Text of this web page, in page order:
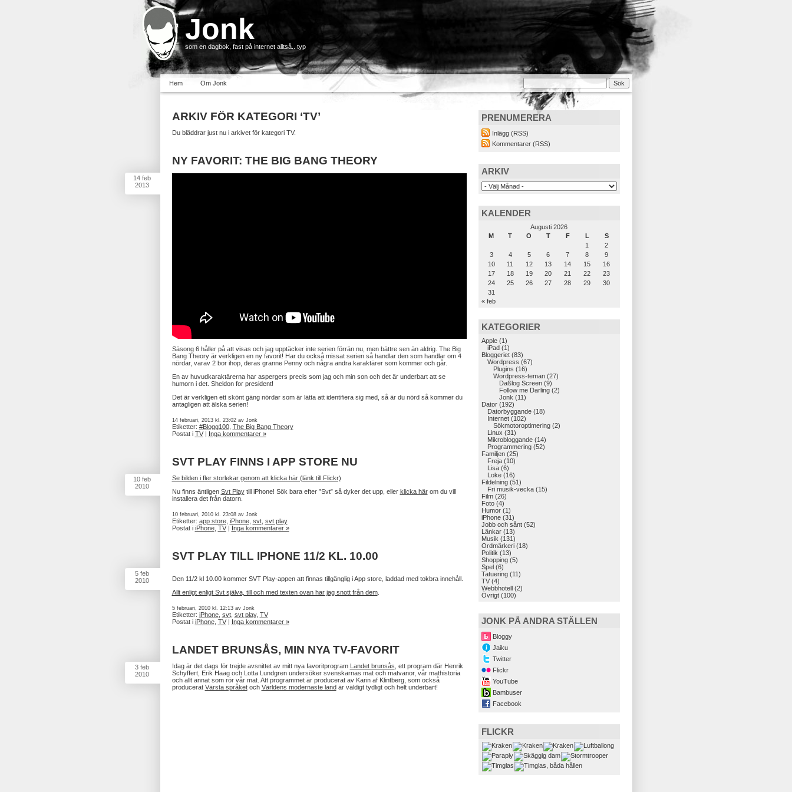
Jonk
som en dagbok, fast på internet alltså.. typ
Hem Om Jonk
ARKIV FÖR KATEGORI ‘TV’
Du bläddrar just nu i arkivet för kategori TV.
14 feb
2013
NY FAVORIT: THE BIG BANG THEORY
Säsong 6 håller på att visas och jag upptäcker inte serien förrän nu, men bättre sen än aldrig. The Big
Bang Theory är verkligen en ny favorit! Har du också missat serien så handlar den som handlar om 4
nördar, varav 2 bor ihop, deras granne Penny och några andra karaktärer som kommer och går.
En av huvudkaraktärerna har aspergers precis som jag och min son och det är underbart att se
humorn i det. Sheldon for president!
Det är verkligen ett skönt gäng nördar som är lätta att identifiera sig med, så är du nörd så kommer du
antagligen att älska serien!
14 februari, 2013 kl. 23:02 av Jonk
Etiketter: #Blogg100, The Big Bang Theory
Postat i TV| Inga kommentarer »
10 feb
2010
SVT PLAY FINNS I APP STORE NU
Se bilden i fler storlekar genom att klicka här (länk till Flickr)
Nu finns äntligen Svt Playtill iPhone! Sök bara efter ”Svt” så dyker det upp, eller klicka härom du vill
installera det från datorn.
10 februari, 2010 kl. 23:08 av Jonk
Etiketter: app store, iPhone, svt, svt play
Postat i iPhone, TV| Inga kommentarer »
5 feb
2010
SVT PLAY TILL IPHONE 11/2 KL. 10.00
Den 11/2 kl 10.00 kommer SVT Play-appen att finnas tillgänglig i App store, laddad med tokbra innehåll.
Allt enligt enligt Svt själva, till och med texten ovan har jag snott från dem.
5 februari, 2010 kl. 12:13 av Jonk
Etiketter: iPhone, svt, svt play, TV
Postat i iPhone, TV| Inga kommentarer »
3 feb
2010
LANDET BRUNSÅS, MIN NYA TV-FAVORIT
Idag är det dags för trejde avsnittet av mitt nya favoritprogram Landet brunsås , ett program där Henrik
Schyffert, Erik Haag och Lotta Lundgren undersöker svenskarnas mat och matvanor, vår mathistoria
och allt annat som rör vår mat. Att programmet är producerat av Karin af Klintberg, som också
producerat Värsta språketoch Världens modernaste landär väldigt tydligt och helt underbart!
PRENUMERERA
Inlägg (RSS)
Kommentarer (RSS)
ARKIV
KALENDER
Augusti 2026
M
T O T F L
S
1
2
3
4 5 6 7 8
9
10
11 12 13 14 15
16
17
18 19 20 21 22
23
24
25 26 27 28 29
30
31
« feb
KATEGORIER
Apple(1)
iPad(1)
Bloggeriet(83)
Wordpress (67)
Plugins (16)
Wordpress-teman(27)
Daßlog Screen(9)
Follow me Darling(2)
Jonk (11)
Dator(192)
Datorbyggande(18)
Internet(102)
Sökmotoroptimering(2)
Linux (31)
Mikrobloggande(14)
Programmering(52)
Familjen(25)
Freja(10)
Lisa(6)
Loke(16)
Fildelning(51)
Fri musik-vecka(15)
Film(26)
Foto(4)
Humor(1)
iPhone(31)
Jobb och sånt(52)
Länkar(13)
Musik (131)
Ordmärkeri(18)
Politik (13)
Shopping(5)
Spel(6)
Tatuering(11)
TV(4)
Webbhotell(2)
Övrigt(100)
JONK PÅ ANDRA STÄLLEN
Bloggy
Jaiku
Twitter
Flickr
YouTube
Bambuser
Facebook
FLICKR